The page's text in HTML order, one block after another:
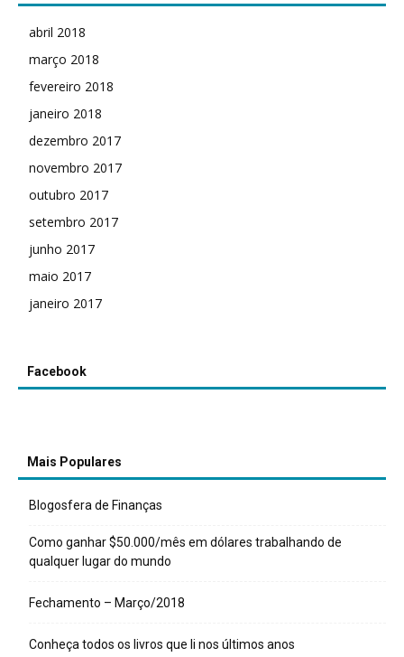
abril 2018
março 2018
fevereiro 2018
janeiro 2018
dezembro 2017
novembro 2017
outubro 2017
setembro 2017
junho 2017
maio 2017
janeiro 2017
Facebook
Mais Populares
Blogosfera de Finanças
Como ganhar $50.000/mês em dólares trabalhando de
qualquer lugar do mundo
Fechamento – Março/2018
Conheça todos os livros que li nos últimos anos